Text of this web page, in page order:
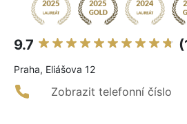
9.7
Praha, Eliášova 12
Zobrazit telefonní číslo